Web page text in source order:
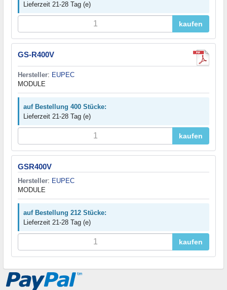
Lieferzeit 21-28 Tag (e)
kaufen
GS-R400V
Hersteller: EUPEC
MODULE
auf Bestellung 400 Stücke:
Lieferzeit 21-28 Tag (e)
kaufen
GSR400V
Hersteller: EUPEC
MODULE
auf Bestellung 212 Stücke:
Lieferzeit 21-28 Tag (e)
kaufen